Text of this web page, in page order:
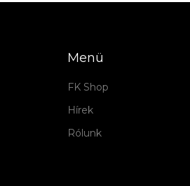
Menü
FK Shop
Hírek
Rólunk